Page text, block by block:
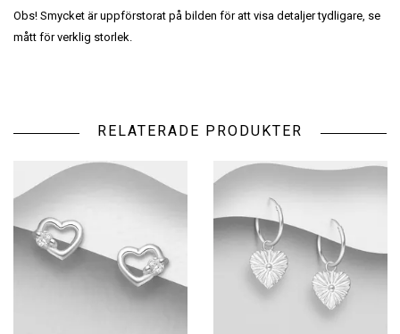
Obs! Smycket är uppförstorat på bilden för att visa detaljer tydligare, se
mått för verklig storlek.
RELATERADE PRODUKTER